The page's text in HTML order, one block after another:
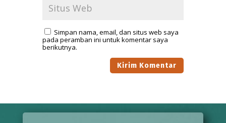
Simpan nama, email, dan situs web saya
pada peramban ini untuk komentar saya
berikutnya.